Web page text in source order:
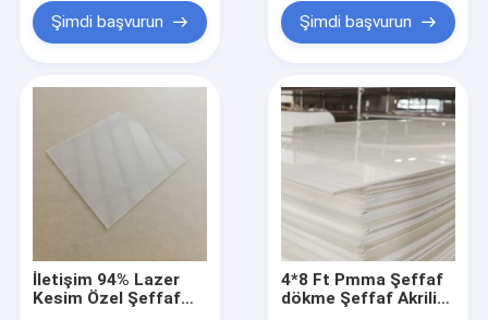
Şimdi başvurun Şimdi başvurun
İletişim 94% Lazer
Kesim Özel Şeffaf
4*8 Ft Pmma Şeffaf
dökme Şeffaf Akrilik